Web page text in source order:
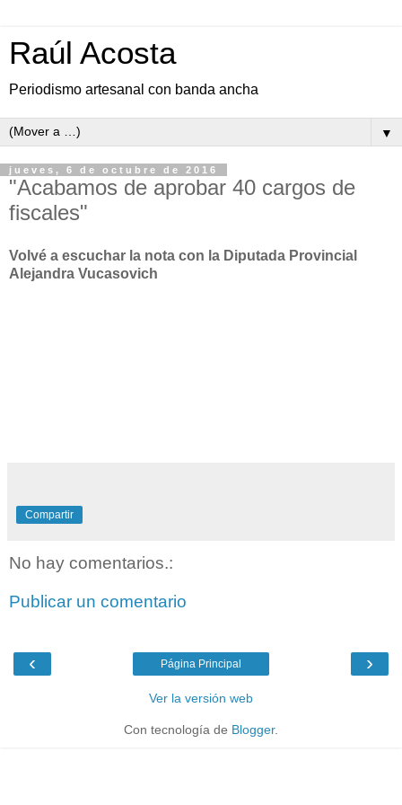
Raúl Acosta
Periodismo artesanal con banda ancha
▼
jueves, 6 de octubre de 2016
"Acabamos de aprobar 40 cargos de
fiscales"
Volvé a escuchar la nota con la Diputada Provincial
Alejandra Vucasovich
Compartir
No hay comentarios.:
Publicar un comentario
‹ ›
Página Principal
Ver la versión web
Con tecnología de Blogger.